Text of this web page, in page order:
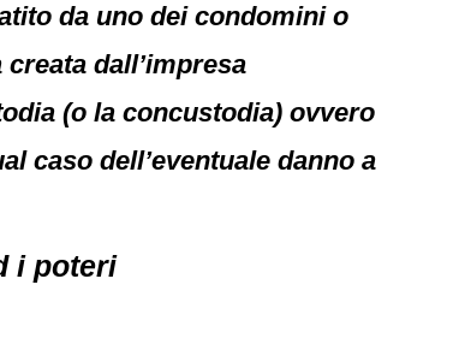
da uno dei condomini o
dall’impresa
(o la concustodia) ovvero
caso dell’eventuale danno a
i poteri